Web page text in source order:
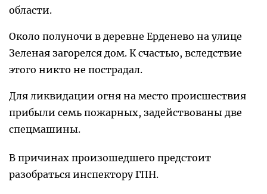
области.
Около полуночи в деревне Ерденево на улице
Зеленая загорелся дом. К счастью, вследствие
этого никто не пострадал.
Для ликвидации огня на место происшествия
прибыли семь пожарных, задействованы две
спецмашины.
В причинах произошедшего предстоит
разобраться инспектору ГПН.